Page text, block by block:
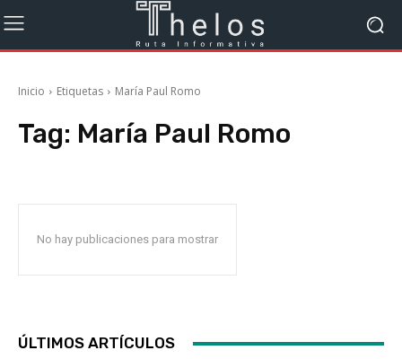
Inicio Etiquetas María Paul Romo
Tag: María Paul Romo
No hay publicaciones para mostrar
ÚLTIMOS ARTÍCULOS